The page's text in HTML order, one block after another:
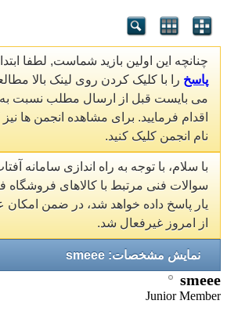
چنانچه این اولین بازید شماست, لطفا ابتدا
پاسخ را با کلیک کردن روی لینک بالا
می بایست قبل از ارسال مطلب نسبت
اقدام فرمایید. برای مشاهده انجمن ها
نام انجمن کلیک کنید.
با سلام، با توجه به راه اندازی سامانه
سوالات فنی مرتبط با کالاهای فروشگاه
یار پاسخ داده خواهد شد، در ضمن امکان
از امروز غیرفعال شد.
نمایش مشخصات: smeee
smeee
Junior Member